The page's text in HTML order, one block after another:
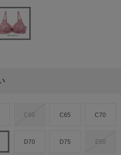
C60 C65 C70
D70 D75 E60